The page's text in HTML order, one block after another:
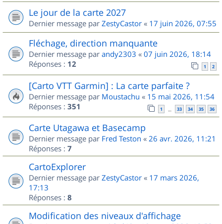
Le jour de la carte 2027
Dernier message par ZestyCastor « 17 juin 2026, 07:55
Fléchage, direction manquante
Dernier message par andy2303 « 07 juin 2026, 18:14
Réponses : 12 1 2
[Carto VTT Garmin] : La carte parfaite ?
Dernier message par Moustachu « 15 mai 2026, 11:54
Réponses : 351 1 … 33 34 35 36
Carte Utagawa et Basecamp
Dernier message par Fred Teston « 26 avr. 2026, 11:21
Réponses : 7
CartoExplorer
Dernier message par ZestyCastor « 17 mars 2026,
17:13
Réponses : 8
Modification des niveaux d'affichage